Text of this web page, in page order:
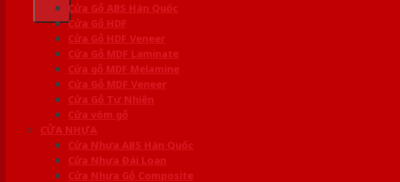
Cửa Gỗ ABS Hàn Quốc
Cửa Gỗ HDF
Cửa Gỗ HDF Veneer
Cửa Gỗ MDF Laminate
Cửa gỗ MDF Melamine
Cửa Gỗ MDF Veneer
Cửa Gỗ Tự Nhiên
Cửa vòm gỗ
CỬA NHỰA
Cửa Nhựa ABS Hàn Quốc
Cửa Nhựa Đài Loan
Cửa Nhựa Gỗ Composite